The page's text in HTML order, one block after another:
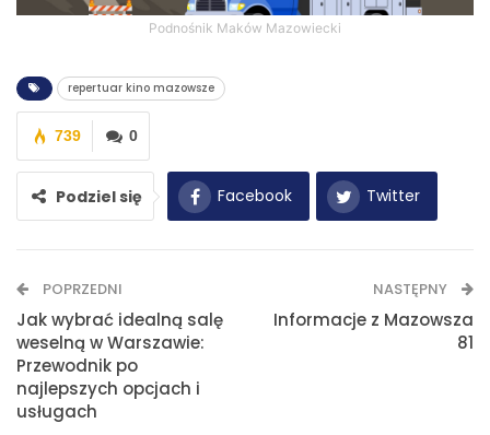
Podnośnik Maków Mazowiecki
repertuar kino mazowsze
0
739
Podziel się Facebook Twitter
Drukuj
POPRZEDNI
Jak wybrać idealną salę
weselną w Warszawie:
Przewodnik po
najlepszych opcjach i
usługach
NASTĘPNY
Informacje z Mazowsza
81